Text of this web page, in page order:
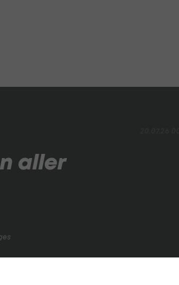
aller